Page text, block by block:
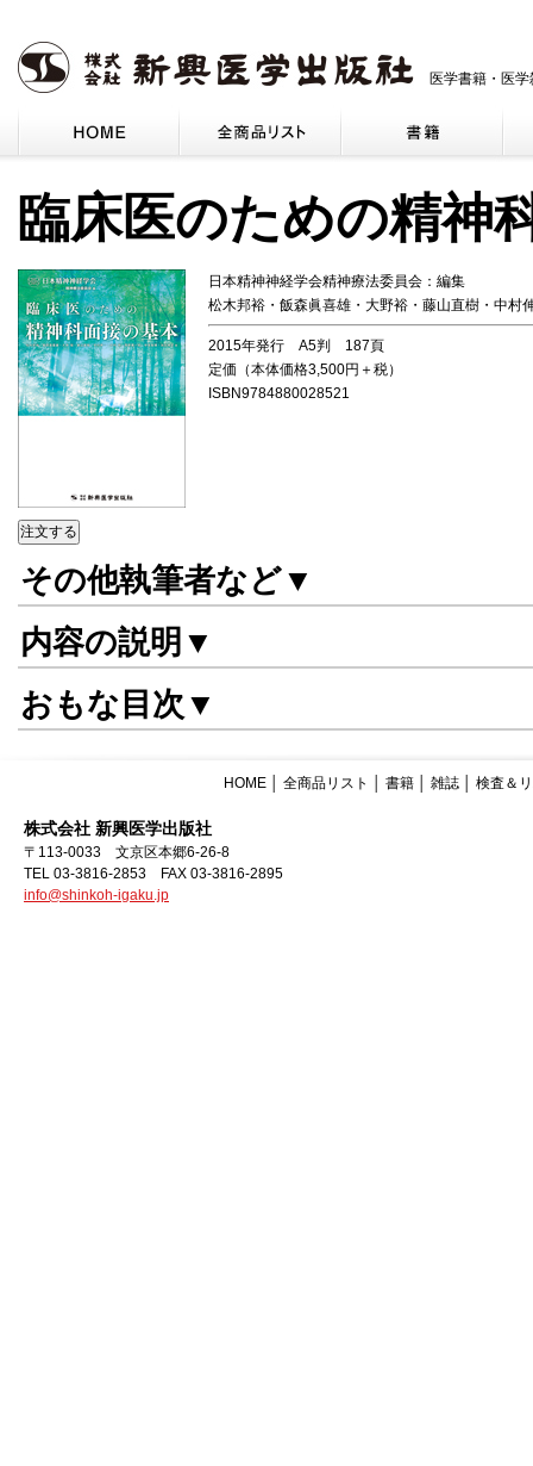
医学書籍・医
臨床医のための精神
日本精神神経学会精神療法委員会：編集
松木邦裕・飯森眞喜雄・大野裕・藤山直樹・中村
2015年発行 A5判 187頁
定価（本体価格3,500円＋税）
ISBN9784880028521
その他執筆者など▼
内容の説明▼
おもな目次▼
HOME 全商品リスト 書籍 雑誌 検査＆
株式会社 新興医学出版社
〒113-0033 文京区本郷6-26-8
TEL 03-3816-2853 FAX 03-3816-2895
info@shinkoh-igaku.jp